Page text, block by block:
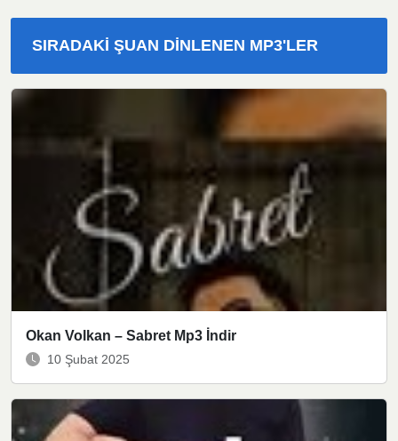
SIRADAKI ŞUAN DINLENEN MP3'LER
Okan Volkan – Sabret Mp3 İndir
10 Şubat 2025